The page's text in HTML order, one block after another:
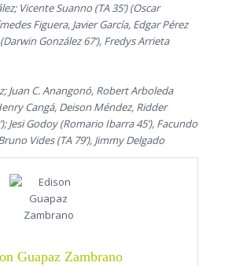
Vicente Suanno (TA 35’) (Oscar
Figuera, Javier García, Edgar Pérez
González 67’), Fredys Arrieta
Juan C. Anangonó, Robert Arboleda
Cangá, Deison Méndez, Ridder
Jesi Godoy (Romario Ibarra 45’), Facundo
Vides (TA 79’), Jimmy Delgado
Guapaz Zambrano